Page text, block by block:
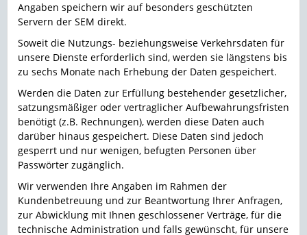
Angaben speichern wir auf besonders geschützten
Servern der SEM direkt.
Soweit die Nutzungs- beziehungsweise Verkehrsdaten für
unsere Dienste erforderlich sind, werden sie längstens bis
zu sechs Monate nach Erhebung der Daten gespeichert.
Werden die Daten zur Erfüllung bestehender gesetzlicher,
satzungsmäßiger oder vertraglicher Aufbewahrungsfristen
benötigt (z.B. Rechnungen), werden diese Daten auch
darüber hinaus gespeichert. Diese Daten sind jedoch
gesperrt und nur wenigen, befugten Personen über
Passwörter zugänglich.
Wir verwenden Ihre Angaben im Rahmen der
Kundenbetreuung und zur Beantwortung Ihrer Anfragen,
zur Abwicklung mit Ihnen geschlossener Verträge, für die
technische Administration und falls gewünscht, für unsere